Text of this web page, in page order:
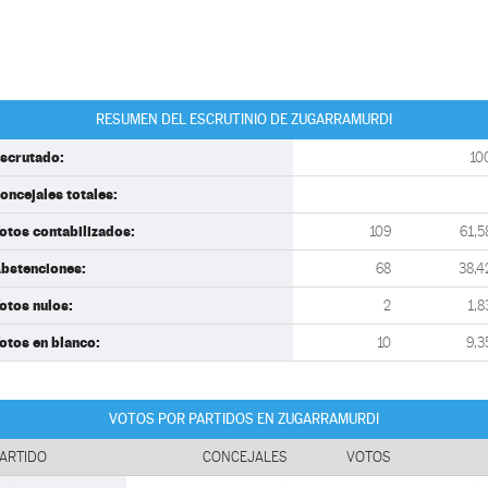
RESUMEN DEL ESCRUTINIO DE ZUGARRAMURDI
totales:
contabilizados: 109
68
nulos: 2
en blanco: 10
VOTOS POR PARTIDOS EN ZUGARRAMURDI
CONCEJALES VOTOS